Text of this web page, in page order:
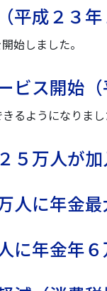
平成２３
始しました。
ス開始（
るようになりまし
万人が加
に年金
年金年